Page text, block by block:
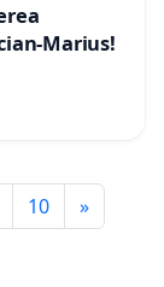
Marius!
10 »